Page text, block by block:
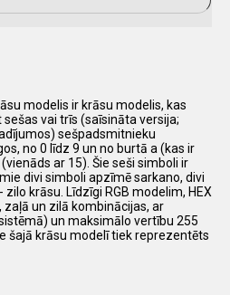
modelis ir krāsu modelis, kas
vai trīs (saīsināta versija;
sešpadsmitnieku
no 0 līdz 9 un no burtā a (kas ir
ar 15). Šie seši simboli ir
divi simboli apzīmē sarkano, divi
zilo krāsu. Līdzīgi RGB modelim, HEX
un zilā kombinācijas, ar
un maksimālo vertību 255
šajā krāsu modelī tiek reprezentēts